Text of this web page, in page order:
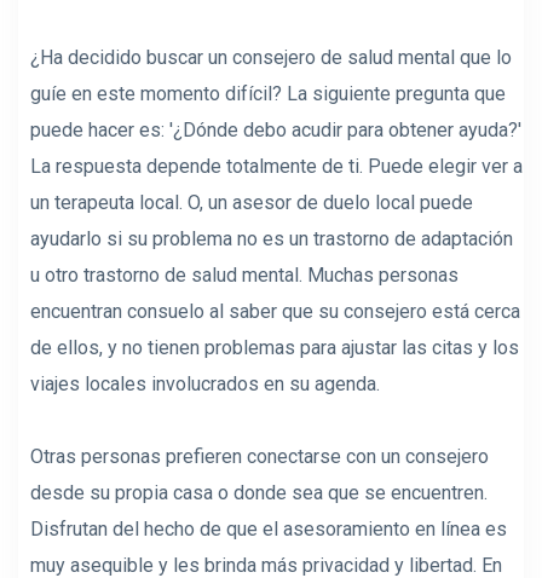
¿Ha decidido buscar un consejero de salud mental que lo
guíe en este momento difícil? La siguiente pregunta que
puede hacer es: '¿Dónde debo acudir para obtener ayuda?'
La respuesta depende totalmente de ti. Puede elegir ver a
un terapeuta local. O, un asesor de duelo local puede
ayudarlo si su problema no es un trastorno de adaptación
u otro trastorno de salud mental. Muchas personas
encuentran consuelo al saber que su consejero está cerca
de ellos, y no tienen problemas para ajustar las citas y los
viajes locales involucrados en su agenda.
Otras personas prefieren conectarse con un consejero
desde su propia casa o donde sea que se encuentren.
Disfrutan del hecho de que el asesoramiento en línea es
muy asequible y les brinda más privacidad y libertad. En